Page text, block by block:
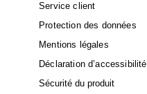
Service client
Protection des données
Mentions légales
Déclaration d’accessibilité
Sécurité du produit